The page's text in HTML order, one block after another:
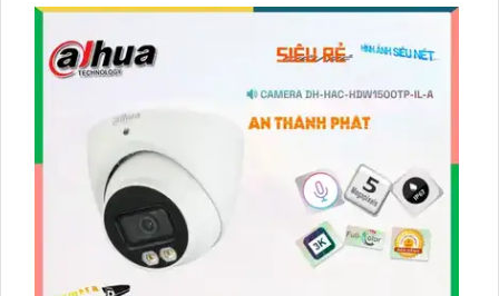
ban đêm. Đặc biệt, camera này còn được tích hợp công
như báo động giả. Sản phẩm phù hợp cho việc giám sát an
ninh trong khu vực gia đình, văn phòng hoặc cửa hàng.